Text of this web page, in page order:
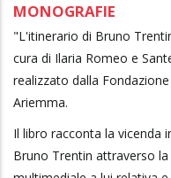
MONOGRAFIE
"L'itinerario di Bruno
cura di Ilaria Romeo e
realizzato dalla
Ariemma.
Il libro racconta la vicenda
Bruno Trentin attraverso